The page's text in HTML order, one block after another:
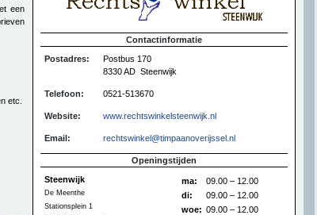
Contactinformatie
Postadres:
Postbus 170
8330 AD Steenwijk
Telefoon: 0521-513670
Website: www.rechtswinkelsteenwijk.nl
Email: rechtswinkel@timpaanoverijssel.nl
Openingstijden
Steenwijk
De Meenthe
Stationsplein 1
ma:
09.00 – 12.00
di:
09.00 – 12.00
woe: 09.00 – 12.00
een
etc.